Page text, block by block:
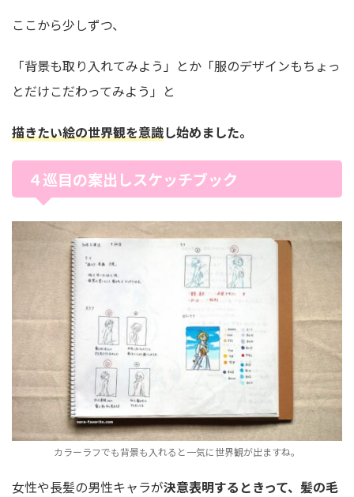
ここから少しずつ、
「背景も取り入れてみよう」とか「服のデザインもちょっ
とだけこだわってみよう」と
描きたい絵の世界観を意識し始めました。
４巡目の案出しスケッチブック
カラーラフでも背景も入れると一気に世界観が出ますね。
女性や長髪の男性キャラが決意表明するときって、髪の毛